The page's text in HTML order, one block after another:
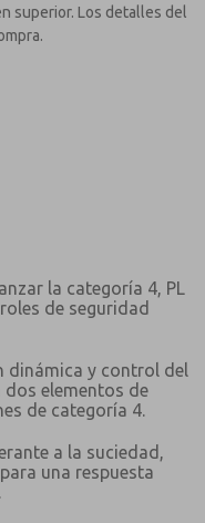
superior. Los detalles del
la categoría 4, PL
de seguridad
dinámica y control del
elementos de
de categoría 4.
a la suciedad,
una respuesta